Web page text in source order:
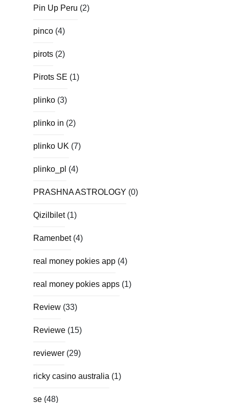
Pin Up Peru (2)
pinco (4)
pirots (2)
Pirots SE (1)
plinko (3)
plinko in (2)
plinko UK (7)
plinko_pl (4)
PRASHNA ASTROLOGY (0)
Qizilbilet(1)
Ramenbet(4)
real money pokies app (4)
real money pokies apps (1)
Review (33)
Reviewe (15)
reviewer (29)
ricky casino australia (1)
se (48)